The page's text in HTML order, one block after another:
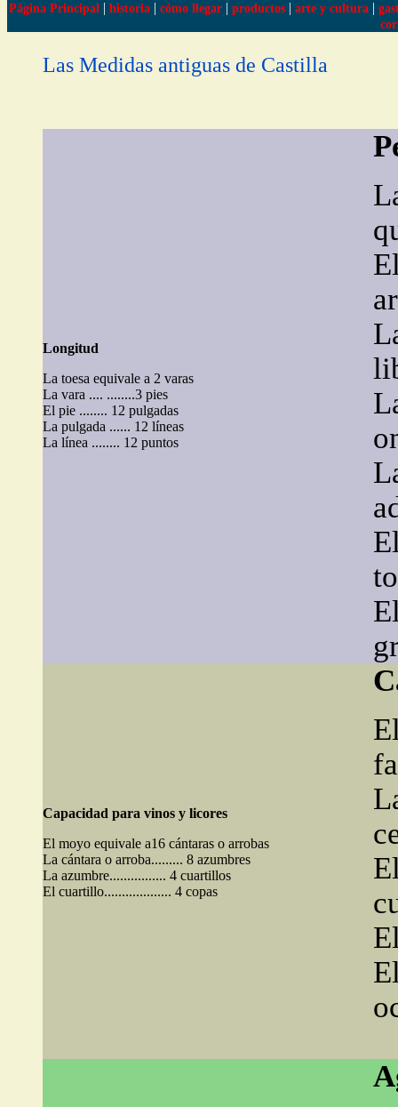
Página Principal | historia | cómo llegar | productos | arte y cultura |
Las Medidas antiguas de Castilla
Longitud
La toesa equivale a 2 varas
La vara .... ........3 pies
El pie ........ 12 pulgadas
La pulgada ...... 12 líneas
La línea ........ 12 puntos
Capacidad para vinos y licores
El moyo equivale a16 cántaras o arrobas
La cántara o arroba......... 8 azumbres
La azumbre................ 4 cuartillos
El cuartillo................... 4 copas